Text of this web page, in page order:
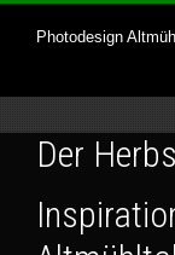
Photodesign
Der